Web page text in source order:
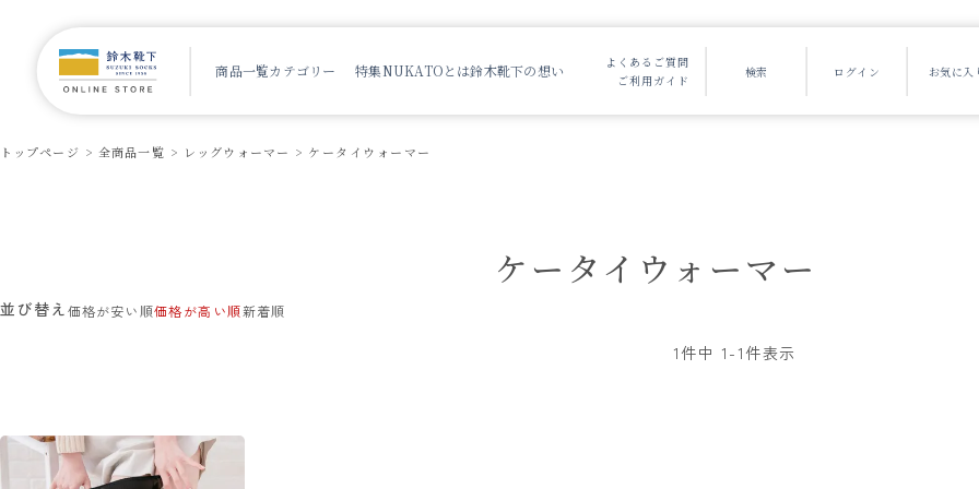
商品一覧カテゴリー 特集NUKATOとは鈴木靴下の想い
よくあるご質問
ご利用ガイド
トップページ 全商品一覧 レッグウォーマー ケータイウォーマー
ケータイウォーマー
並び替え価格が安い順価格が高い順新着順
1 件中 1 - 1 件表示